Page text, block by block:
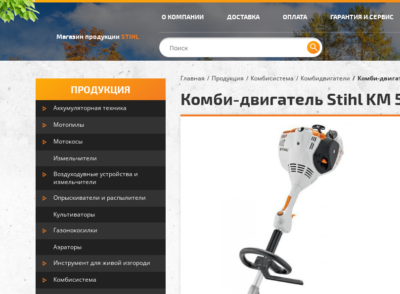
Магазин продукции STIHL
О КОМПАНИИ ДОСТАВКА ОПЛАТА ГАРАНТИЯ И СЕРВИС
ПРОДУКЦИЯ
Аккумуляторная техника
Мотопилы
Мотокосы
Измельчители
Воздуходувные устройства и
измельчители
Опрыскиватели и распылители
Культиваторы
Газонокосилки
Аэраторы
Инструмент для живой изгороди
Комбисистема
Главная Продукция Комбисистема Комбидвигатели Комби-
Комби-двигатель Stihl KM